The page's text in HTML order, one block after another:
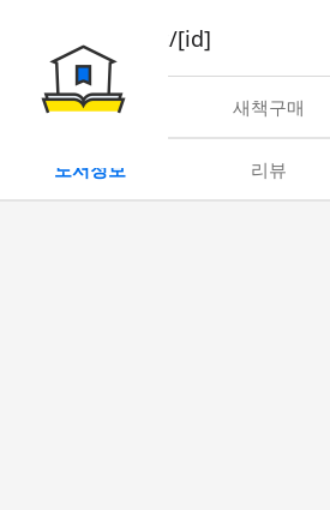
book/rent/[id]
대여 새책구매
도서정보 리뷰